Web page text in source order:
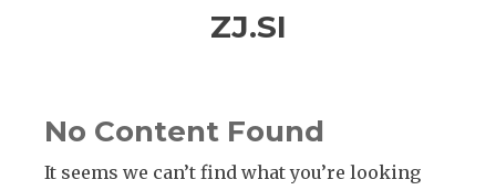
ZJ.SI
No Content Found
It seems we can’t find what you’re looking